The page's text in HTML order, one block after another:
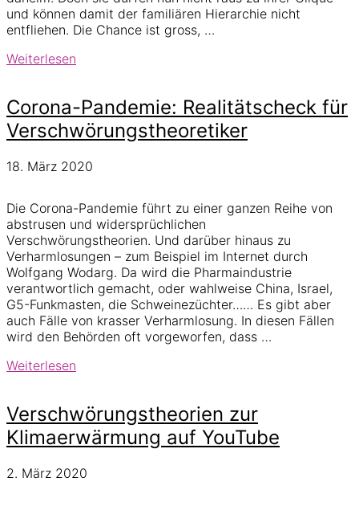
und können damit der familiären Hierarchie nicht
entfliehen. Die Chance ist gross, …
Verschwörungstheorien
–
was
Lehrpersonen
Eltern
können
Weiterlesen
Corona-Pandemie: Realitätscheck für
Verschwörungstheoretiker
18. März 2020
Die Corona-Pandemie führt zu einer ganzen Reihe von
abstrusen und widersprüchlichen
Verschwörungstheorien. Und darüber hinaus zu
Verharmlosungen – zum Beispiel im Internet durch
Wolfgang Wodarg. Da wird die Pharmaindustrie
verantwortlich gemacht, oder wahlweise China, Israel,
G5-Funkmasten, die Schweinezüchter…… Es gibt aber
auch Fälle von krasser Verharmlosung. In diesen Fällen
wird den Behörden oft vorgeworfen, dass …
Corona-
für
Verschwörungstheoretiker
Weiterlesen
Verschwörungstheorien zur
Klimaerwärmung auf YouTube
2. März 2020